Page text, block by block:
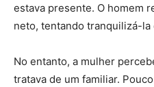
estava presente. O homem
neto, tentando tranquilizá-la
No entanto, a mulher
tratava de um familiar.